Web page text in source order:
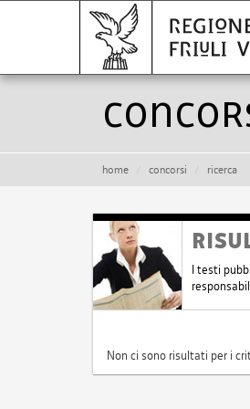
home concorsi ricerca
I testi
Non ci sono risultati per i